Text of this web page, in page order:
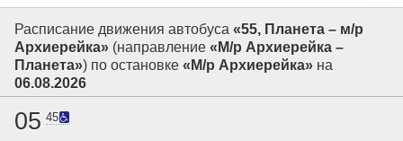
Расписание движения автобуса «55, Планета – м/р
Архиерейка» (направление «М/р Архиерейка –
Планета») по остановке «М/р Архиерейка» на
06.08.2026
05 45